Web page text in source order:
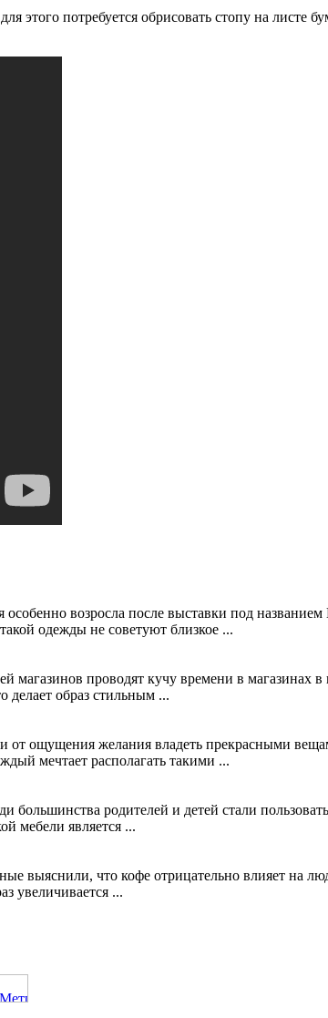
потребуется обрисовать стопу на листе
возросла после выставки под
одежды не советуют близкое ...
проводят кучу времени в магазинах
делает образ стильным ...
ощущения желания владеть прекрасными
мечтает располагать такими ...
родителей и детей стали
мебели является ...
выяснили, что кофе отрицательно влияет на
увеличивается ...